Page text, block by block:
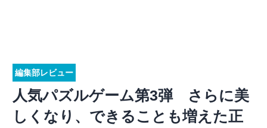
編集部レビュー
人気パズルゲーム第3弾 さらに美
しくなり、できることも増えた正